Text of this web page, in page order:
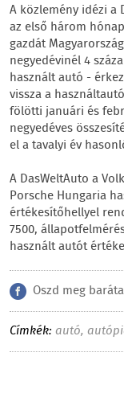
A közlemény idézi a
az első három
gazdát
negyedévinél 4
használt autó -
vissza a
fölötti januári és
negyedéves
el a tavalyi év
A DasWeltAuto a
Porsche Hungaria
értékesítőhellyel
7500,
használt autót
Oszd meg
Címkék: autó,